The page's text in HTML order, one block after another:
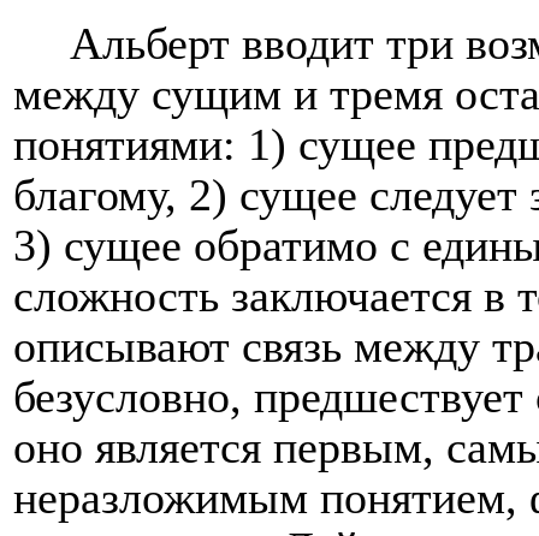
Альберт вводит три
между сущим и тремя
понятиями: 1) сущее
благому, 2) сущее
3) сущее обратимо с
сложность заключается в
описывают связь между
безусловно,
оно является первым,
неразложимым понятием,